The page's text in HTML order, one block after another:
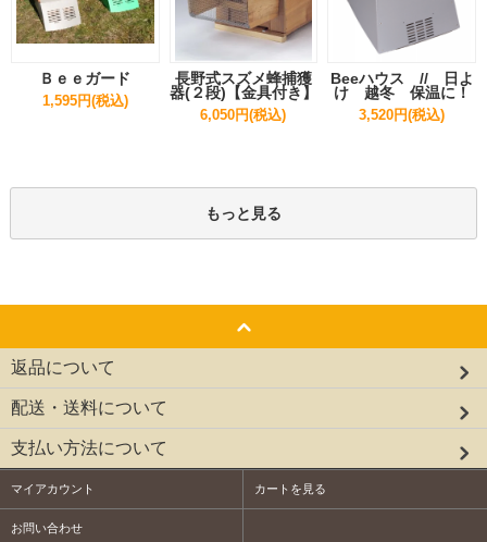
Ｂｅｅガード
1,595円(税込)
長野式スズメ蜂捕獲
器(２段)【金具付き】
6,050円(税込)
Beeハウス // 日よ
け 越冬 保温に！
3,520円(税込)
もっと見る
返品について
配送・送料について
支払い方法について
マイアカウント カートを見る
お問い合わせ